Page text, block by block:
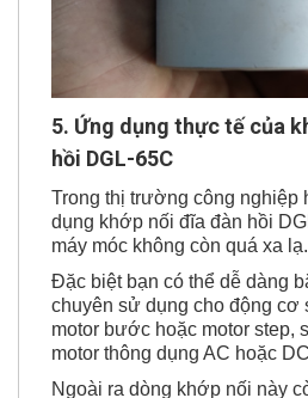
5. Ứng dụng thực tế của
hồi DGL-65C
Trong thị trường công nghiệp
dụng khớp nối đĩa đàn hồi
máy móc không còn quá xa lạ.
Đặc biệt bạn có thể dễ dàng
chuyên sử dụng cho động cơ
motor bước hoặc motor step,
motor thông dụng AC hoặc